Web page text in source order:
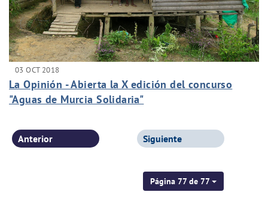
03 OCT 2018
La Opinión - Abierta la X edición del concurso
"Aguas de Murcia Solidaria"
Página 77 de 77
Anterior Siguiente